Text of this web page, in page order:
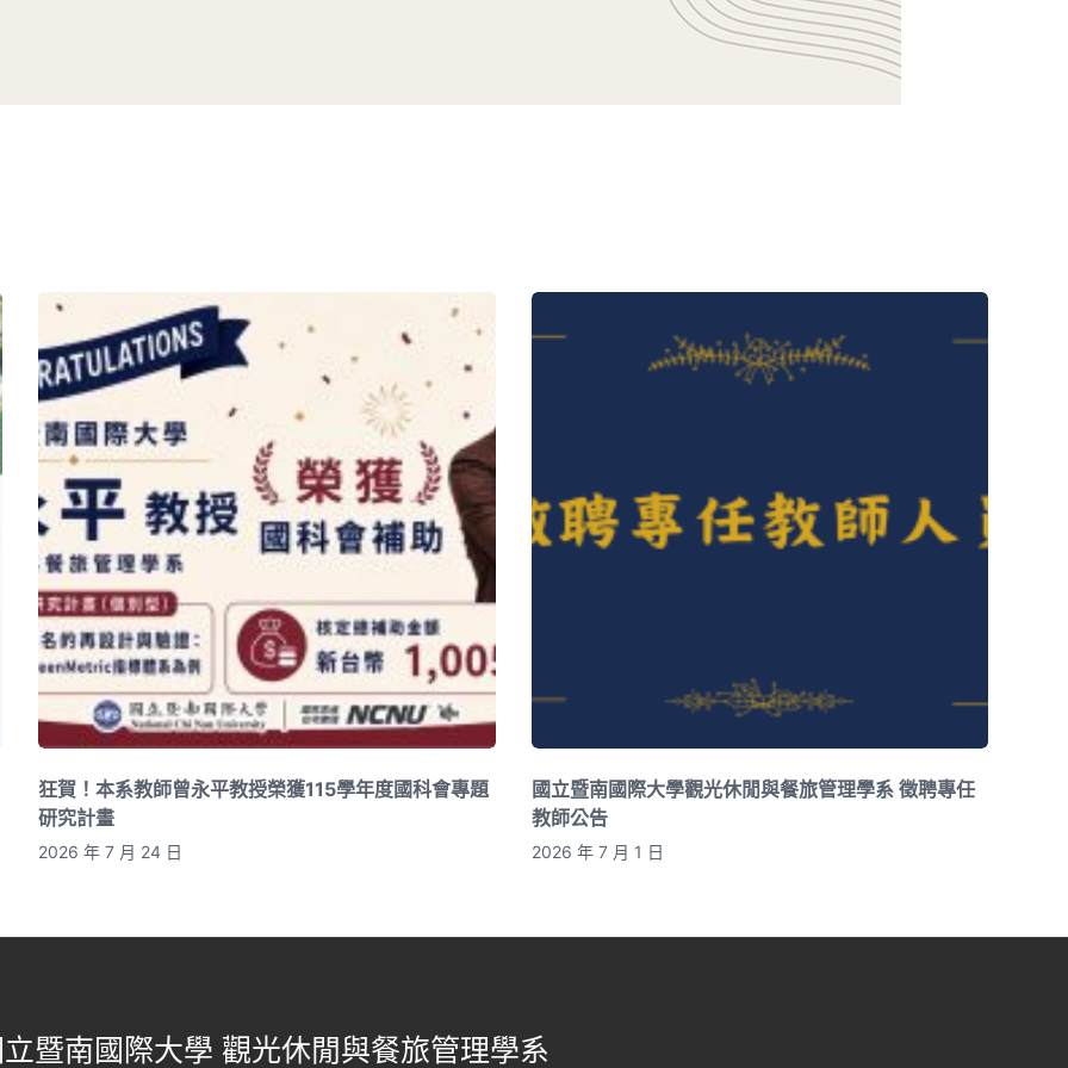
狂賀！本系教師曾永平教授榮獲115學年度國科會專題
研究計畫
2026 年 7 月 24 日
國立暨南國際大學觀光休閒與餐旅管理學系 徵聘專任
教師公告
2026 年 7 月 1 日
暨南國際大學 觀光休閒與餐旅管理學系